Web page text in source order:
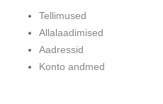
Tellimused
Allalaadimised
Aadressid
Konto andmed